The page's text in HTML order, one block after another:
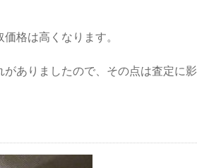
格は高くなります。
ありましたので、その点は査定に影